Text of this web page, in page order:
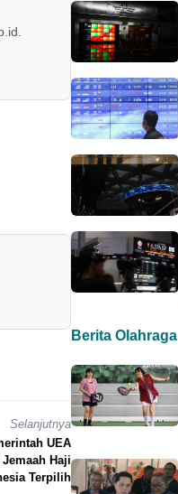
Selanjutnya
UEA
Haji
Terpilih
Berita Olahraga